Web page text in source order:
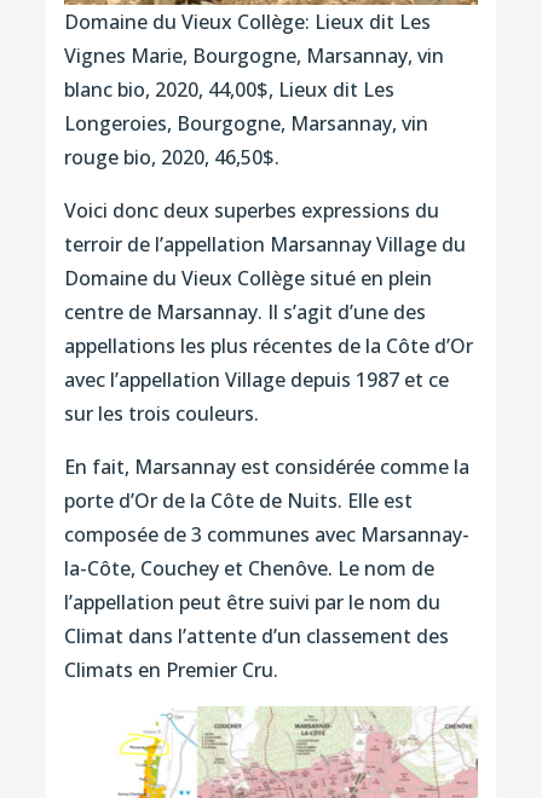
Domaine du Vieux Collège: Lieux dit Les
Vignes Marie, Bourgogne, Marsannay, vin
blanc bio, 2020, 44,00$, Lieux dit Les
Longeroies, Bourgogne, Marsannay, vin
rouge bio, 2020, 46,50$.
Voici donc deux superbes expressions du
terroir de l’appellation Marsannay Village du
Domaine du Vieux Collège situé en plein
centre de Marsannay. Il s’agit d’une des
appellations les plus récentes de la Côte d’Or
avec l’appellation Village depuis 1987 et ce
sur les trois couleurs.
En fait, Marsannay est considérée comme la
porte d’Or de la Côte de Nuits. Elle est
composée de 3 communes avec Marsannay-
la-Côte, Couchey et Chenôve. Le nom de
l’appellation peut être suivi par le nom du
Climat dans l’attente d’un classement des
Climats en Premier Cru.